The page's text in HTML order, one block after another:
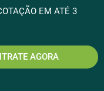
EM ATÉ 3
AGORA